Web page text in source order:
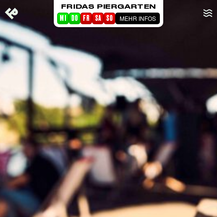
FRIDAS PIERGARTEN
MI DO FR SA SO MEHR INFOS
STARTSEITE
EVENTS
PIERGARTEN
ABOUT FRIDA
CORPORATE EVENTS